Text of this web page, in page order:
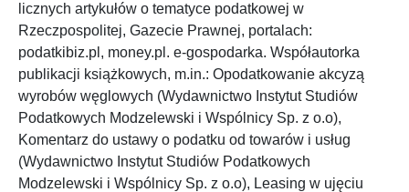
licznych artykułów o tematyce podatkowej w
Rzeczpospolitej, Gazecie Prawnej, portalach:
podatkibiz.pl, money.pl. e-gospodarka. Współautorka
publikacji książkowych, m.in.: Opodatkowanie akcyzą
wyrobów węglowych (Wydawnictwo Instytut Studiów
Podatkowych Modzelewski i Wspólnicy Sp. z o.o),
Komentarz do ustawy o podatku od towarów i usług
(Wydawnictwo Instytut Studiów Podatkowych
Modzelewski i Wspólnicy Sp. z o.o), Leasing w ujęciu